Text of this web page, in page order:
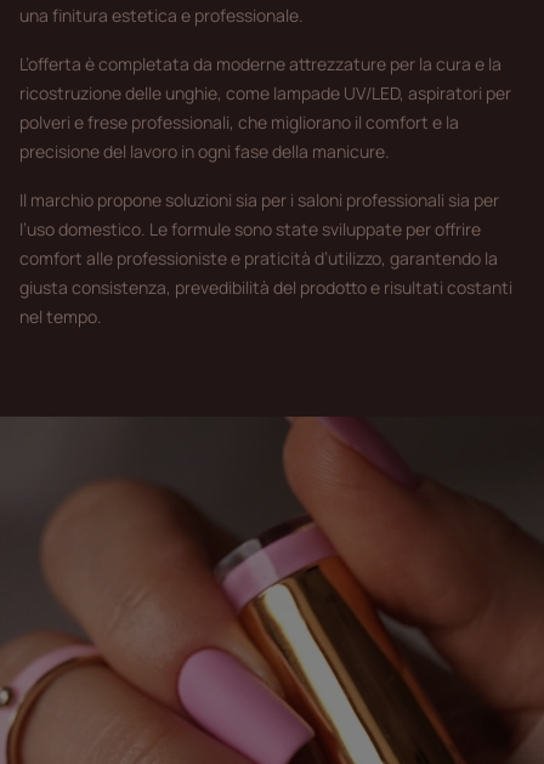
una finitura estetica e professionale.
L’offerta è completata da moderne attrezzature per la cura e la
ricostruzione delle unghie, come lampade UV/LED, aspiratori per
polveri e frese professionali, che migliorano il comfort e la
precisione del lavoro in ogni fase della manicure.
Il marchio propone soluzioni sia per i saloni professionali sia per
l’uso domestico. Le formule sono state sviluppate per offrire
comfort alle professioniste e praticità d’utilizzo, garantendo la
giusta consistenza, prevedibilità del prodotto e risultati costanti
nel tempo.